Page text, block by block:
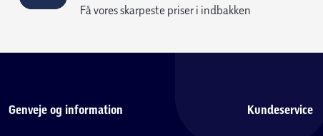
Få vores skarpeste priser i indbakken
Genveje og information Kundeservice